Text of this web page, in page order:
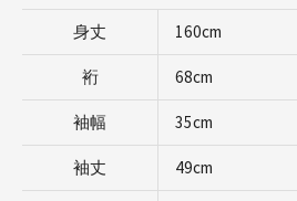
身丈 160cm
裄 68cm
袖幅 35cm
袖丈 49cm